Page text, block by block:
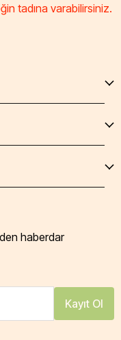
tadına varabilirsiniz.
haberdar
Kayıt Ol